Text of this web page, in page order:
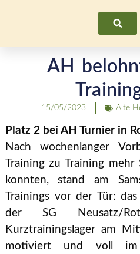
AH
15/05/2023 Alte
Platz 2 bei AH Turnier in
Nach wochenlanger
Training zu Training
konnten, stand am
Trainings vor der Tür:
der SG Neusatz/
Kurztrainingslager am
motiviert und voll